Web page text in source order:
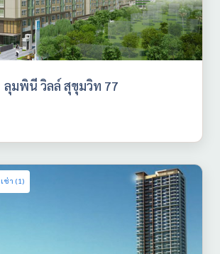
ลุมพินี วิลล์ สุขุมวิท 77
เช่า (1)